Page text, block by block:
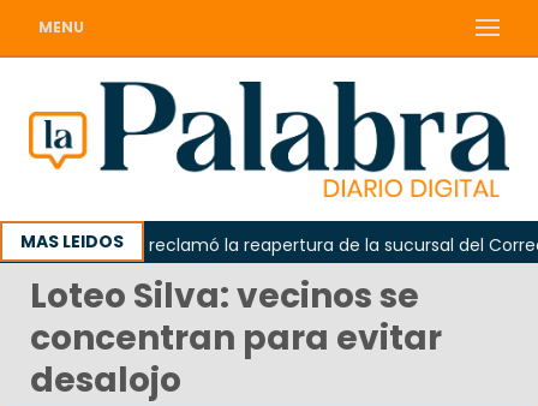
MENU
MAS LEIDOS
Odarda reclamó la reapertura de la sucursal del Correo
Loteo Silva: vecinos se
concentran para evitar
desalojo